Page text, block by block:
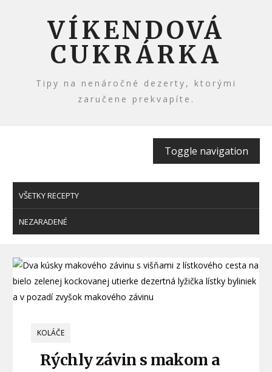
VÍKENDOVÁ
CUKRÁRKA
Tipy na nenáročné dezerty, ktorými
zaručene prekvapíte.
Toggle navigation
VŠETKY RECEPTY
NEZARADENÉ
KOLÁČE
Rýchly závin s makom a